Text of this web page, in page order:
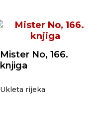
Mister No, 166.
knjiga
Ukleta rijeka